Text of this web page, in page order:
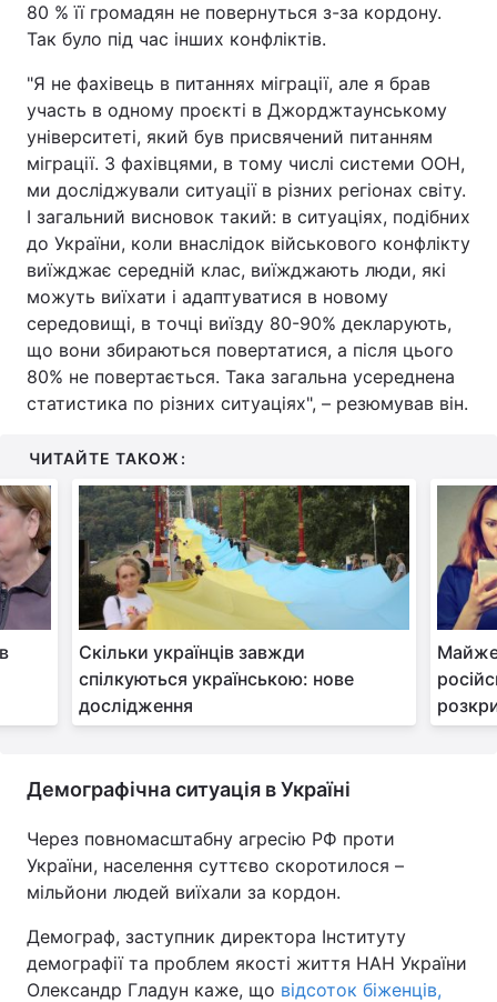
80 % її громадян не повернуться з-за кордону.
Так було під час інших конфліктів.
"Я не фахівець в питаннях міграції, але я брав
участь в одному проєкті в Джорджтаунському
університеті, який був присвячений питанням
міграції. З фахівцями, в тому числі системи ООН,
ми досліджували ситуації в різних регіонах світу.
І загальний висновок такий: в ситуаціях, подібних
до України, коли внаслідок військового конфлікту
виїжджає середній клас, виїжджають люди, які
можуть виїхати і адаптуватися в новому
середовищі, в точці виїзду 80-90% декларують,
що вони збираються повертатися, а після цього
80% не повертається. Така загальна усереднена
статистика по різних ситуаціях", – резюмував він.
ЧИТАЙТЕ ТАКОЖ:
Скільки українців завжди
спілкуються українською: нове
дослідження
Майже
Демографічна ситуація в Україні
Через повномасштабну агресію РФ проти
України, населення суттєво скоротилося –
мільйони людей виїхали за кордон.
Демограф, заступник директора Інституту
демографії та проблем якості життя НАН України
Олександр Гладун каже, що відсоток біженців,